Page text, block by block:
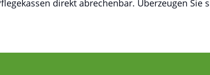
direkt abrechenbar. Überzeugen Sie